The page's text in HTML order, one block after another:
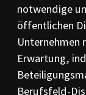
notwendige
öffentlichen
Unternehmen
Erwartung,
Berufsfeld-